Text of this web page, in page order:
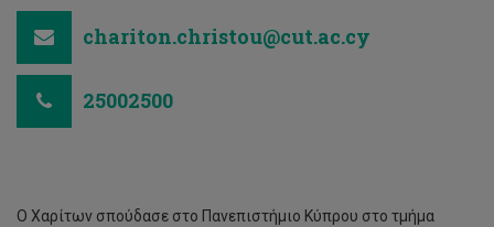
chariton.christou@cut.ac.cy
25002500
Ο Χαρίτων σπούδασε στο Πανεπιστήμιο Κύπρου στο τμήμα